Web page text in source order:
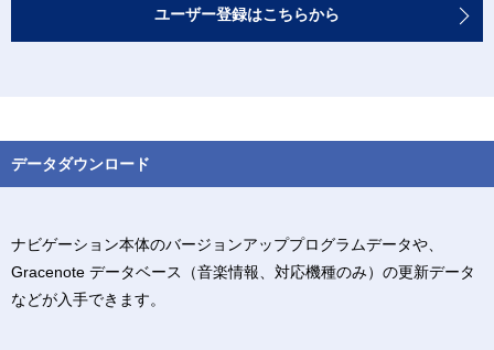
ユーザー登録はこちらから
データダウンロード
ナビゲーション本体のバージョンアッププログラムデータや、
Gracenote データベース（音楽情報、対応機種のみ）の更新データ
などが入手できます。